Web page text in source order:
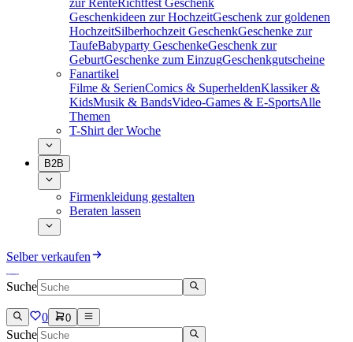
zur RenteRichtfest Geschenk
Geschenkideen zur HochzeitGeschenk zur goldenen
HochzeitSilberhochzeit GeschenkGeschenke zur
TaufeBabyparty GeschenkeGeschenk zur
GeburtGeschenke zum EinzugGeschenkgutscheine
Fanartikel
Filme & SerienComics & SuperheldenKlassiker &
KidsMusik & BandsVideo-Games & E-SportsAlle
Themen
T-Shirt der Woche
B2B
Firmenkleidung gestalten
Beraten lassen
Selber verkaufen
Suche
0 0
Suche